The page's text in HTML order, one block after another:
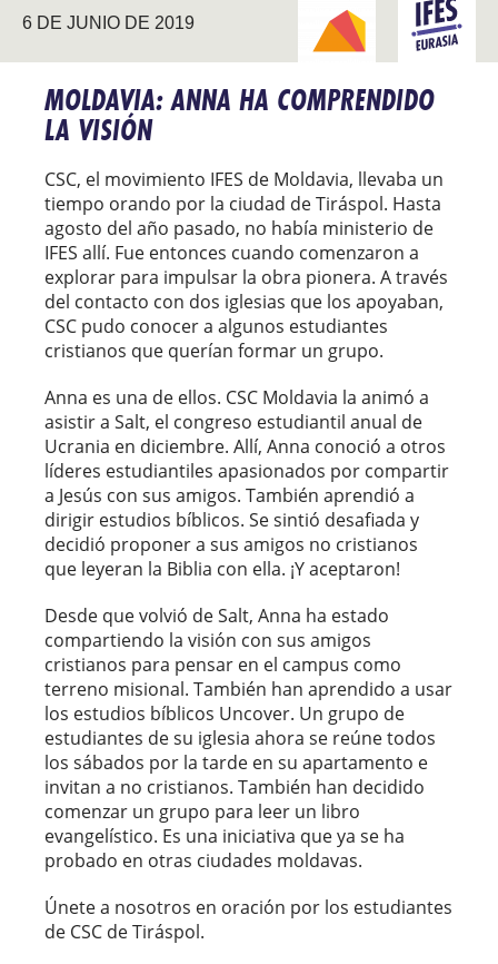
6 DE JUNIO DE 2019
ABRIENDO NUEVOS
CAMINOS
EURASIA
MOLDAVIA: ANNA HA COMPRENDIDO
LA VISIÓN
CSC, el movimiento IFES de Moldavia, llevaba un
tiempo orando por la ciudad de Tiráspol. Hasta
agosto del año pasado, no había ministerio de
IFES allí. Fue entonces cuando comenzaron a
explorar para impulsar la obra pionera. A través
del contacto con dos iglesias que los apoyaban,
CSC pudo conocer a algunos estudiantes
cristianos que querían formar un grupo.
Anna es una de ellos. CSC Moldavia la animó a
asistir a Salt, el congreso estudiantil anual de
Ucrania en diciembre. Allí, Anna conoció a otros
líderes estudiantiles apasionados por compartir
a Jesús con sus amigos. También aprendió a
dirigir estudios bíblicos. Se sintió desafiada y
decidió proponer a sus amigos no cristianos
que leyeran la Biblia con ella. ¡Y aceptaron!
Desde que volvió de Salt, Anna ha estado
compartiendo la visión con sus amigos
cristianos para pensar en el campus como
terreno misional. También han aprendido a usar
los estudios bíblicos Uncover. Un grupo de
estudiantes de su iglesia ahora se reúne todos
los sábados por la tarde en su apartamento e
invitan a no cristianos. También han decidido
comenzar un grupo para leer un libro
evangelístico. Es una iniciativa que ya se ha
probado en otras ciudades moldavas.
Únete a nosotros en oración por los estudiantes
de CSC de Tiráspol.